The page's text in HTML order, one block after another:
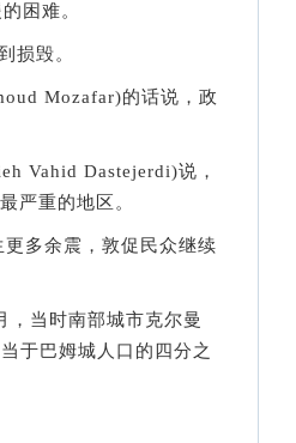
困难。
损毁。
Mozafar)的话说，政
Vahid Dastejerdi)说，
严重的地区。
多余震，敦促民众继续
当时南部城市克尔曼
于巴姆城人口的四分之